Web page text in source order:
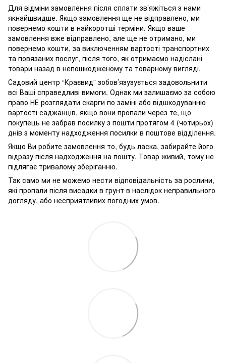
Для відміни замовлення після сплати зв’яжіться з нами
якнайшвидше. Якщо замовлення ще не відправлено, ми
повернемо кошти в найкоротші терміни. Якщо ваше
замовлення вже відправлено, але ще не отримано, ми
повернемо кошти, за виключенням вартості транспортних
та повязаних послуг, після того, як отримаємо надіслані
товари назад в непошкодженому та товарному вигляді.
Садовий центр “Краєвид” зобов’язузується задовольнити
всі Ваші справедливі вимоги. Однак ми залишаємо за собою
право НЕ розглядати скарги по заміні або відшкодуванню
вартості саджанців, якщо вони пропали через те, що
покупець не забрав посилку з пошти протягом 4 (чотирьох)
днів з моменту надходження посилки в поштове відділення.
Якщо Ви робите замовлення то, будь ласка, забирайте його
відразу після надходження на пошту. Товар живий, тому не
підлягає тривалому зберіганню.
Так само ми не можемо нести відповідальність за рослини,
які пропали після висадки в грунт в наслідок неправильного
догляду, або несприятливих погодних умов.